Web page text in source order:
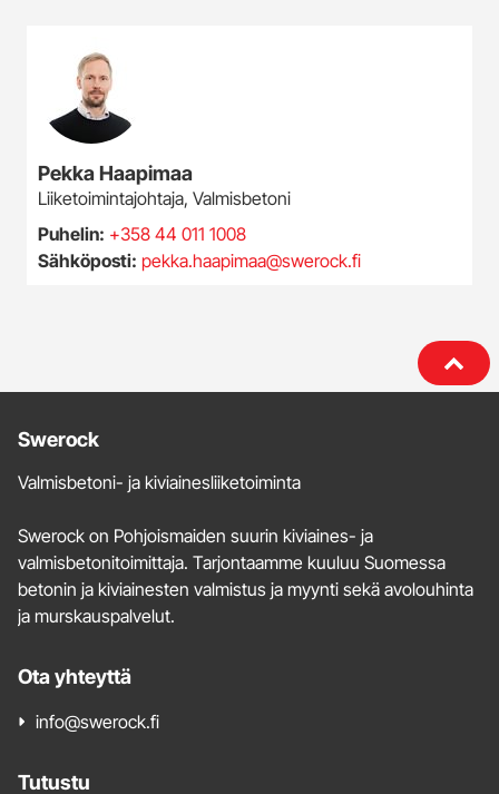
Pekka Haapimaa
Liiketoimintajohtaja, Valmisbetoni
Puhelin: +358 44 011 1008
Sähköposti: pekka.haapimaa@swerock.fi
Lisätietoja
ja
Swerock
Valmisbetoni- ja kiviainesliiketoiminta
Swerock on Pohjoismaiden suurin kiviaines- ja
valmisbetonitoimittaja. Tarjontaamme kuuluu Suomessa
betonin ja kiviainesten valmistus ja myynti sekä avolouhinta
ja murskauspalvelut.
Ota yhteyttä
info@swerock.fi
Tutustu